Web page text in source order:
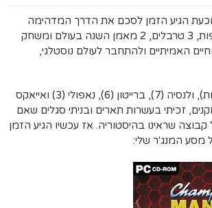
וכעת הגיע הזמן לסכם את הדרך המדהימה
שעברתי. 6 חודשים, 5 קבוצות, 4 זכיות בליגת האלופות, 3 טרבלים, 2 מאמן השנה בעולם ומשחק
האמיתיים ולהתחבר לעולם נוסטלגי,
במהלך 25 העונות הללו אימנתי את ווסטהאם (8 עונות), ולנסיה (7), ברייטון (6), נאפולי (3) ואייאקס
זכיתי בעשרות תארים ובניתי סגלים שאם
שראינו בהיסטוריה. אז עכשיו הגיע הזמן
מסע המנג'ר שלי: